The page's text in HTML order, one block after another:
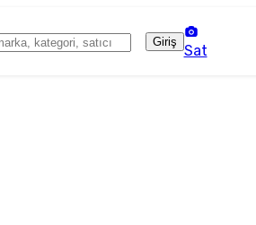
Giriş
Sat